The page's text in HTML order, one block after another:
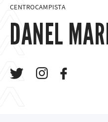
CENTROCAMPISTA
DANEL